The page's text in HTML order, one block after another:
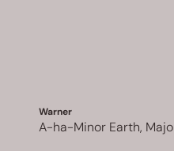
Warner
A-ha-Minor Earth,